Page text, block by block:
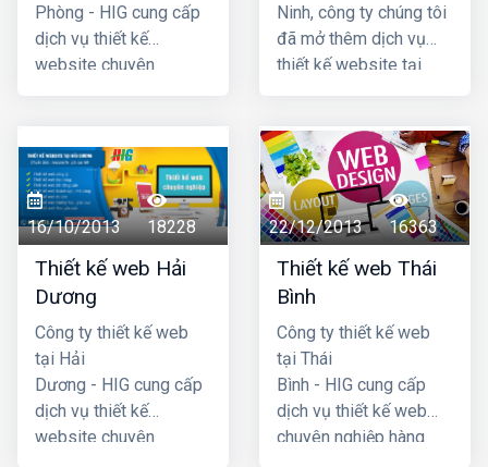
Phòng - HIG cung cấp
dịch vụ thiết kế
website chuyên
kế web hợp lý, giá cả
cạnh tranh nhất. Công
ty chúng tôi có đội ngũ
lập trình nhiều kinh
nhgiệm, đội ngũ tư vấn
am hiểu nhiệt tình với
khách hàng. Mã
nguồn website dùng
thiết kế được chúng tôi
tự phát triển có độ bảo
mật cao, dễ dàng sử
dụng đối với cả những
Ninh, công ty chúng tôi
đã mở thêm dịch vụ
thiết kế website tại
cao của khách hàng ở
Quảng Ninh. Với sự
phát triển của internet
và công nghệ hiện nay
thì khoảng cách về địa
lý đã không còn là vấn
đề nữa, dù quý khách ở
Quảng Ninh công ty
chúng tôi cũng có thể
cung cấp dịch vụ thiết
kế web và hỗ trợ như
đang ở ngay cạnh quý
16/10/2013 18228
Thiết kế web Hải
Dương
Công ty thiết kế web
tại Hải
Dương - HIG cung cấp
dịch vụ thiết kế
website chuyên
22/12/2013 16363
Thiết kế web Thái
Bình
Công ty thiết kế web
tại Thái
Bình - HIG cung cấp
dịch vụ thiết kế web
chuyên nghiệp hàng